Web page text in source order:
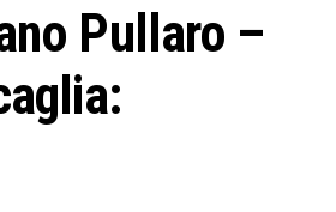
Pullaro –